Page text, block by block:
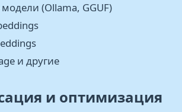
(Ollama, GGUF)
и другие
и оптимизация